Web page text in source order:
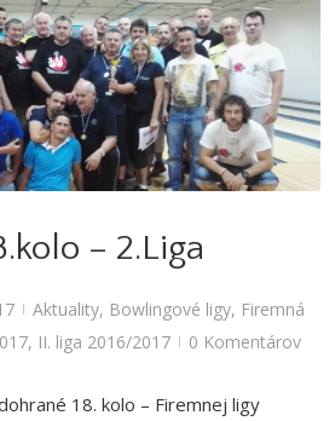
18.kolo – 2.Liga
,Firemná liga Firemná liga 2016-2017 ,II. liga
2016/2017
– 2.Liga
| Aktuality, Bowlingové ligy, Firemná
, II. liga 2016/2017 | 0 Komentárov
18. kolo – Firemnej ligy